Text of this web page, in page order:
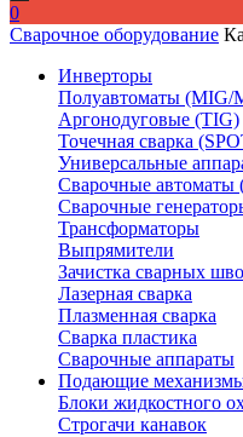
0
Сварочное оборудование
Инверторы
Полуавтоматы (MIG/
Аргонодуговые (TIG)
Точечная сварка
Универсальные
Сварочные автоматы
Сварочные
Трансформаторы
Выпрямители
Зачистка сварных
Лазерная сварка
Плазменная сварка
Сварка пластика
Сварочные аппараты
Подающие
Блоки жидкостного
Строгачи канавок